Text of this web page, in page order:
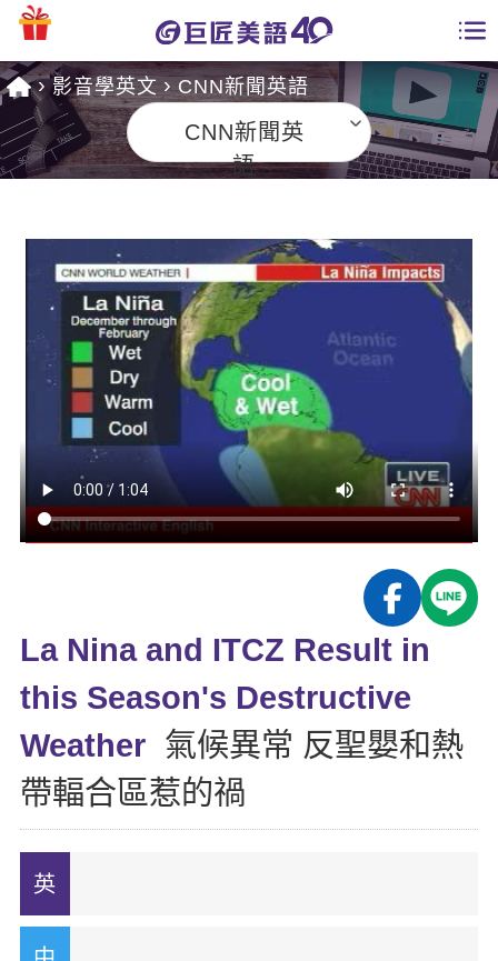
課程總覽
英文課程總表
英文會話
商用英文
英文檢定
TOEIC 多益課程
IELTS 雅思課程
能力養成
自然發音
開口溜英文
旅遊英文
基礎字彙
情境閱讀
英文文法技巧
特色課程
英語俱樂部
ECAM
Let's Talk
日語
韓語
西班牙語
外語即時通
更多
一對一家教
企業訓練
點讀筆教材
全國分校
免費資源
英文部落格
多益秒學堂
影音學英文
師資團隊
學習分享
學員故事
活動花絮
校園贊助
學員專區
Recruiting
影音學英文 CNN新聞英語
CNN新聞英
語
La Nina and ITCZ Result in
this Season's Destructive
Weather 氣候異常 反聖嬰和熱
帶輻合區惹的禍